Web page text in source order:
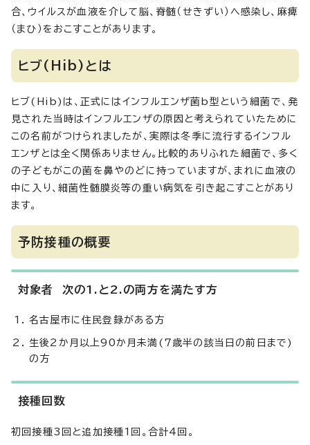
合、ウイルスが血液を介して脳、脊髄（せきずい）へ感染し、麻痺
（まひ）をおこすことがあります。
ヒブ(Hib)とは
ヒブ(Hib)は、正式にはインフルエンザ菌b型という細菌で、発
見された当時はインフルエンザの原因と考えられていたために
この名前がつけられましたが、実際は冬季に流行するインフル
エンザとは全く関係ありません。比較的ありふれた細菌で、多く
の子どもがこの菌を鼻やのどに持っていますが、まれに血液の
中に入り、細菌性髄膜炎等の重い病気を引き起こすことがあり
ます。
予防接種の概要
対象者 次の1.と2.の両方を満たす方
名古屋市に住民登録がある方
生後2か月以上90か月未満(7歳半の該当日の前日まで)
の方
接種回数
初回接種3回と追加接種1回。合計4回。